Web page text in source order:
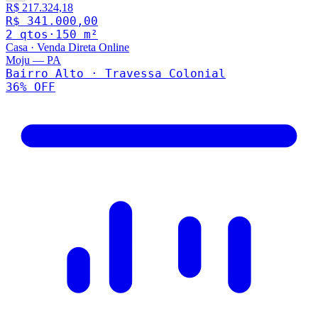
R$ 217.324,18
R$ 341.000,00
2 qtos · 150 m²
Casa · Venda Direta Online
Moju — PA
Bairro Alto · Travessa Colonial
36% OFF